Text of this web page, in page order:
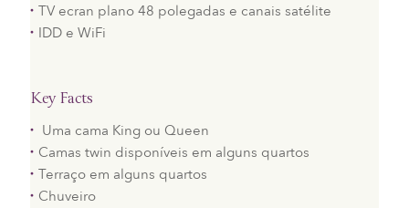
TV ecran plano 48 polegadas e canais satélite
IDD e WiFi
Key Facts
Uma cama King ou Queen
Camas twin disponíveis em alguns quartos
Terraço em alguns quartos
Chuveiro